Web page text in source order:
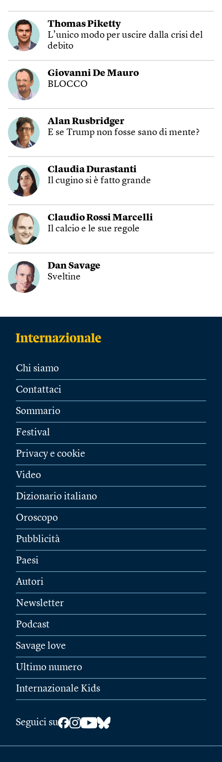
Thomas Piketty
L’unico modo per uscire dalla crisi del
debito
Giovanni De Mauro
BLOCCO
Alan Rusbridger
E se Trump non fosse sano di mente?
Claudia Durastanti
Il cugino si è fatto grande
Claudio Rossi Marcelli
Il calcio e le sue regole
Dan Savage
Sveltine
Chi siamo
Contattaci
Sommario
Festival
Privacy e cookie
Video
Dizionario italiano
Oroscopo
Pubblicità
Paesi
Autori
Newsletter
Podcast
Savage love
Ultimo numero
Internazionale Kids
Seguici su